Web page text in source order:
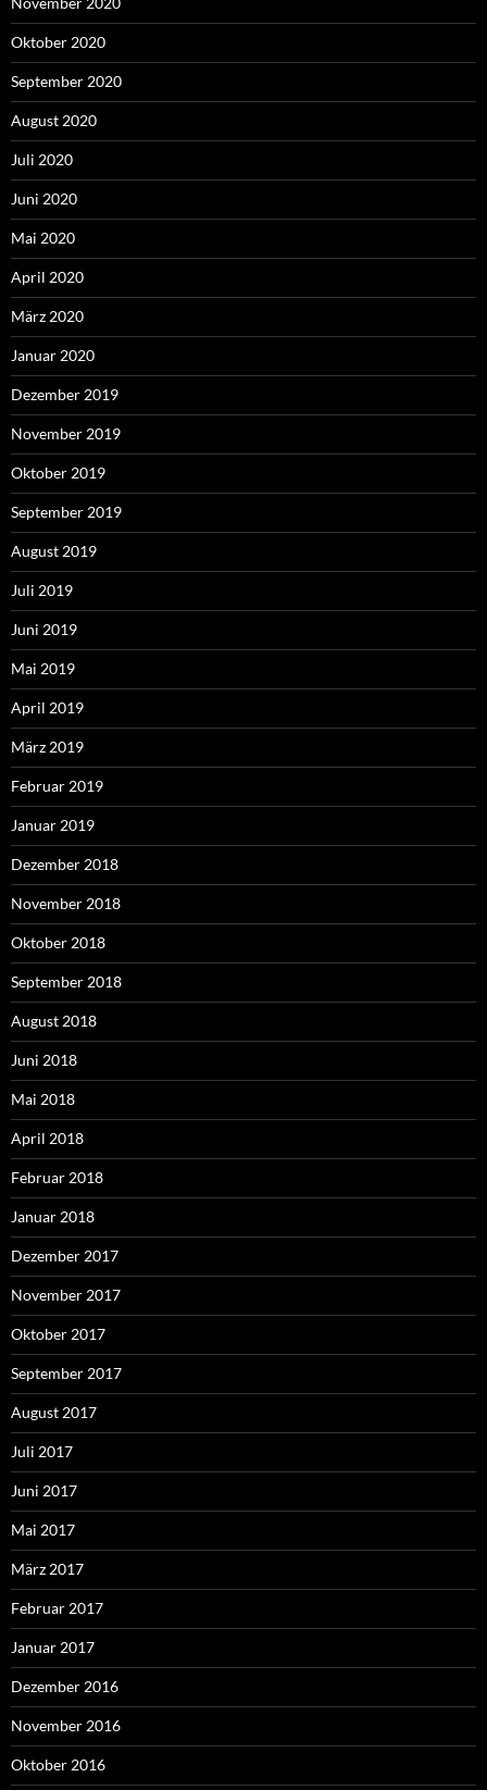
Oktober 2020
September 2020
August 2020
Juli 2020
Juni 2020
Mai 2020
April 2020
März 2020
Januar 2020
Dezember 2019
November 2019
Oktober 2019
September 2019
August 2019
Juli 2019
Juni 2019
Mai 2019
April 2019
März 2019
Februar 2019
Januar 2019
Dezember 2018
November 2018
Oktober 2018
September 2018
August 2018
Juni 2018
Mai 2018
April 2018
Februar 2018
Januar 2018
Dezember 2017
November 2017
Oktober 2017
September 2017
August 2017
Juli 2017
Juni 2017
Mai 2017
März 2017
Februar 2017
Januar 2017
Dezember 2016
November 2016
Oktober 2016